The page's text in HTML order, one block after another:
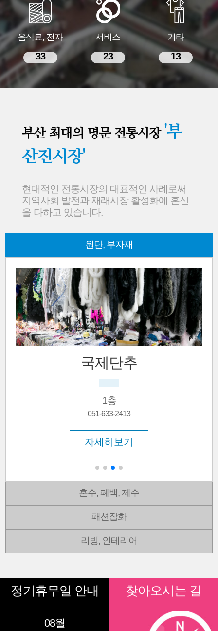
음식료, 전자
33
서비스
23
기타
13
부산 최대의 명문 전통시장 '부
산진시장'
현대적인 전통시장의 대표적인 사례로써
지역사회 발전과 재래시장 활성화에 혼신
을 다하고 있습니다.
원단, 부자재
국제단추
1층
051-633-2413
자세히보기
혼수, 폐백, 제수
패션잡화
리빙, 인테리어
정기휴무일 안내
08월
찾아오시는 길